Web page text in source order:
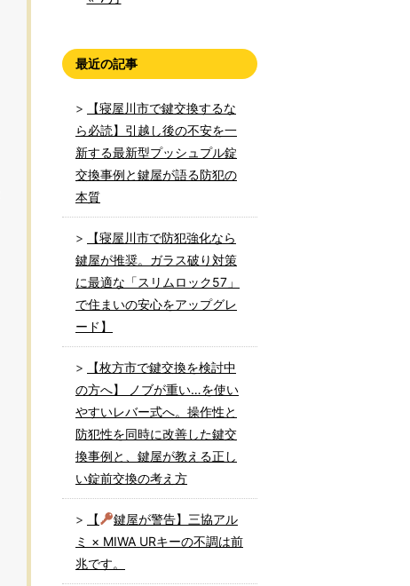
最近の記事
【寝屋川市で鍵交換するな
ら必読】引越し後の不安を一
新する最新型プッシュプル錠
交換事例と鍵屋が語る防犯の
本質
【寝屋川市で防犯強化なら
鍵屋が推奨。ガラス破り対策
に最適な「スリムロック57」
で住まいの安心をアップグレ
ード】
【枚方市で鍵交換を検討中
の方へ】 ノブが重い…を使い
やすいレバー式へ。操作性と
防犯性を同時に改善した鍵交
換事例と、鍵屋が教える正し
い錠前交換の考え方
【
鍵屋が警告】三協アル
ミ × MIWA URキーの不調は前
兆です。